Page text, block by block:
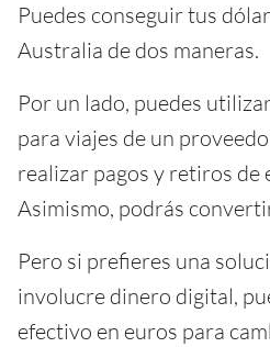
Puedes conseguir tus
Australia de dos maneras.
Por un lado, puedes
para viajes de un
realizar pagos y retiros de
Asimismo, podrás
Pero si prefieres una
involucre dinero digital,
efectivo en euros para